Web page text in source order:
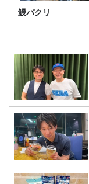
鰻パクリ